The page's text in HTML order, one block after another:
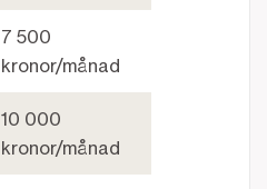
7 500
kronor/månad
10 000
kronor/månad